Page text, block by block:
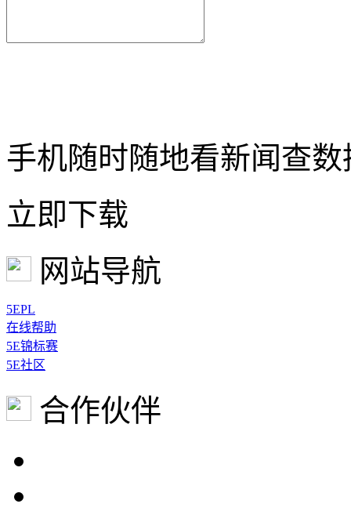
手机随时随地看新闻查数
立即下载
网站导航
5EPL
在线帮助
5E锦标赛
5E社区
合作伙伴